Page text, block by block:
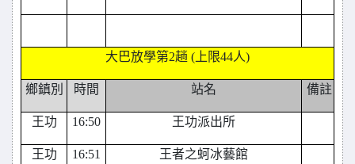
大巴放學第2趟 (上限44人)
鄉鎮別 時間 站名 備註
王功 16:50 王功派出所
王功 16:51 王者之蚵冰藝館